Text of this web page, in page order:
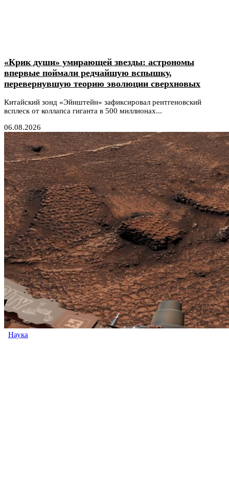
«Крик души» умирающей звезды: астрономы
впервые поймали редчайшую вспышку,
перевернувшую теорию эволюции сверхновых
Китайский зонд «Эйнштейн» зафиксировал рентгеновский
всплеск от коллапса гиганта в 500 миллионах...
06.08.2026
Наука